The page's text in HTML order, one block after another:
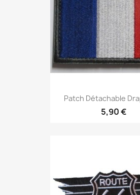
Patch Détachable
5,90 €